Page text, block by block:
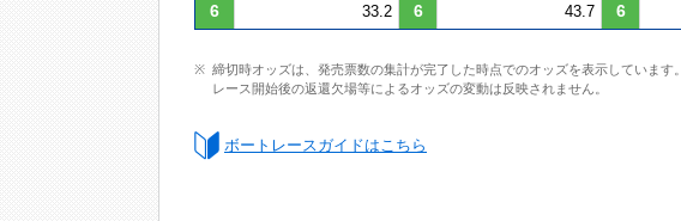
6 33.2 6 43.7 6
締切時オッズは、発売票数の集計が完了した時点でのオッズを表示しています。
レース開始後の返還欠場等によるオッズの変動は反映されません。
ボートレースガイドはこちら